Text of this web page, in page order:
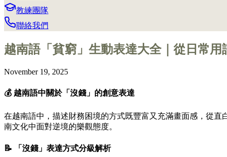
教練團隊
聯絡我們
越南語「貧窮」生動表達大全｜從日常
November 19, 2025
💰 越南語中關於「沒錢」的創意表達
在越南語中，描述財務困境的方式既豐富又充滿畫面感，從
南文化中面對逆境的樂觀態度。
📝 「沒錢」表達方式分級解析